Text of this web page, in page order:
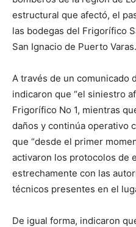
estructural que afectó, el
las bodegas del Frigorífico
San Ignacio de Puerto Varas.
A través de un comunicado
indicaron que “el siniestro
Frigorífico No 1, mientras
daños y continúa operativo
que “desde el primer
activaron los protocolos de
estrechamente con las
técnicos presentes en el
De igual forma, indicaron